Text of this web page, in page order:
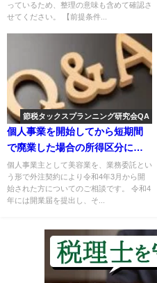
っているため、整理の意味も含めて確認さ
せてください。 【前提条件...
節税タックスプランニング研究会QA
個人事業を開始してから短期間
で廃業した場合の所得区分につ
いて
個人事業主として美容業を、業務委託とい
う形で外注契約により令和4年3月から開
始された方についてのご相談です。 令和4
年には開業届を提出し、そ...